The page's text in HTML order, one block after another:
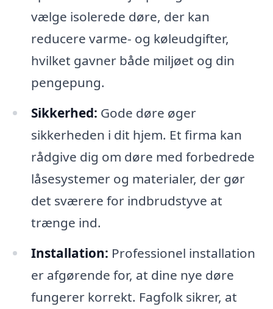
vælge isolerede døre, der kan
reducere varme- og køleudgifter,
hvilket gavner både miljøet og din
pengepung.
Sikkerhed: Gode døre øger
sikkerheden i dit hjem. Et firma kan
rådgive dig om døre med forbedrede
låsesystemer og materialer, der gør
det sværere for indbrudstyve at
trænge ind.
Installation: Professionel installation
er afgørende for, at dine nye døre
fungerer korrekt. Fagfolk sikrer, at